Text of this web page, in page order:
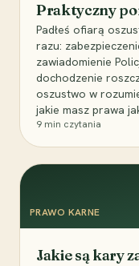
Praktyczny
Padłeś ofiarą
razu:
zawiadomienie
dochodzenie
oszustwo w
jakie masz prawa
9 min czytania
PRAWO KARNE
Jakie są kary